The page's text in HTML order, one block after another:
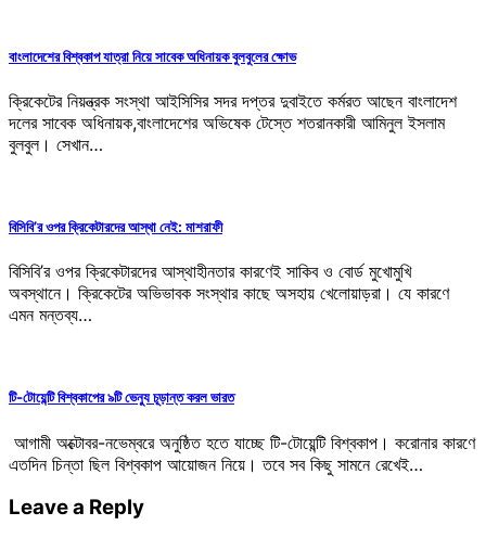
বাংলাদেশের বিশ্বকাপ যাত্রা নিয়ে সাবেক অধিনায়ক বুলবুলের ক্ষোভ
ক্রিকেটের নিয়ন্ত্রক সংস্থা আইসিসির সদর দপ্তর দুবাইতে কর্মরত আছেন বাংলাদেশ
দলের সাবেক অধিনায়ক,বাংলাদেশের অভিষেক টেস্তে শতরানকারী আমিনুল ইসলাম
বুলবুল। সেখান…
বিসিবি’র ওপর ক্রিকেটারদের আস্থা নেই: মাশরাফী
বিসিবি’র ওপর ক্রিকেটারদের আস্থাহীনতার কারণেই সাকিব ও বোর্ড মুখোমুখি
অবস্থানে। ক্রিকেটের অভিভাবক সংস্থার কাছে অসহায় খেলোয়াড়রা। যে কারণে
এমন মন্তব্য…
টি-টোয়েন্টি বিশ্বকাপের ৯টি ভেন্যু চূড়ান্ত করল ভারত
আগামী অক্টোবর-নভেম্বরে অনুষ্ঠিত হতে যাচ্ছে টি-টোয়েন্টি বিশ্বকাপ। করোনার কারণে
এতদিন চিন্তা ছিল বিশ্বকাপ আয়োজন নিয়ে। তবে সব কিছু সামনে রেখেই…
Leave a Reply